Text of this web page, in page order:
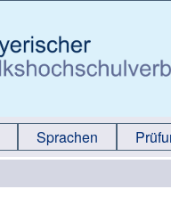
Sprachen